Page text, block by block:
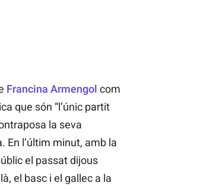
Francina Armengol com
que són “l’únic partit
la seva
En l’últim minut, amb la
el passat dijous
el basc i el gallec a la